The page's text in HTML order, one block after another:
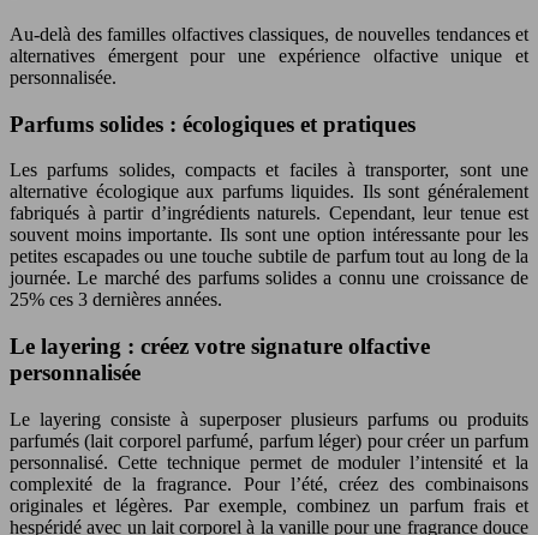
Au-delà des familles olfactives classiques, de nouvelles tendances et
alternatives émergent pour une expérience olfactive unique et
personnalisée.
Parfums solides : écologiques et pratiques
Les parfums solides, compacts et faciles à transporter, sont une
alternative écologique aux parfums liquides. Ils sont généralement
fabriqués à partir d’ingrédients naturels. Cependant, leur tenue est
souvent moins importante. Ils sont une option intéressante pour les
petites escapades ou une touche subtile de parfum tout au long de la
journée. Le marché des parfums solides a connu une croissance de
25% ces 3 dernières années.
Le layering : créez votre signature olfactive
personnalisée
Le layering consiste à superposer plusieurs parfums ou produits
parfumés (lait corporel parfumé, parfum léger) pour créer un parfum
personnalisé. Cette technique permet de moduler l’intensité et la
complexité de la fragrance. Pour l’été, créez des combinaisons
originales et légères. Par exemple, combinez un parfum frais et
hespéridé avec un lait corporel à la vanille pour une fragrance douce